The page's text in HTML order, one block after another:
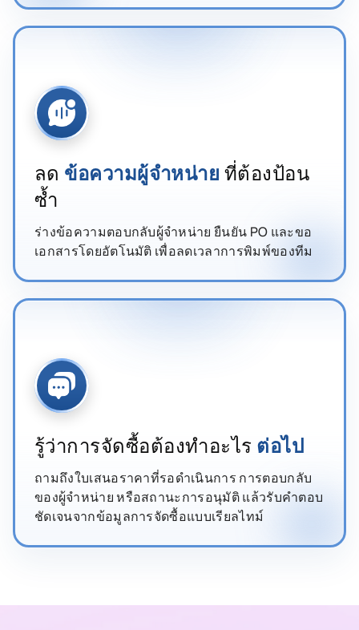
ลด ข้อความผู้จำหน่าย ที่ต้องป้อน
ซ้ำ
ร่างข้อความตอบกลับผู้จำหน่าย ยืนยัน PO และขอ
เอกสารโดยอัตโนมัติ เพื่อลดเวลาการพิมพ์ของทีม
รู้ว่าการจัดซื้อต้องทำอะไร ต่อไป
ถามถึงใบเสนอราคาที่รอดำเนินการ การตอบกลับ
ของผู้จำหน่าย หรือสถานะการอนุมัติ แล้วรับคำตอบ
ชัดเจนจากข้อมูลการจัดซื้อแบบเรียลไทม์